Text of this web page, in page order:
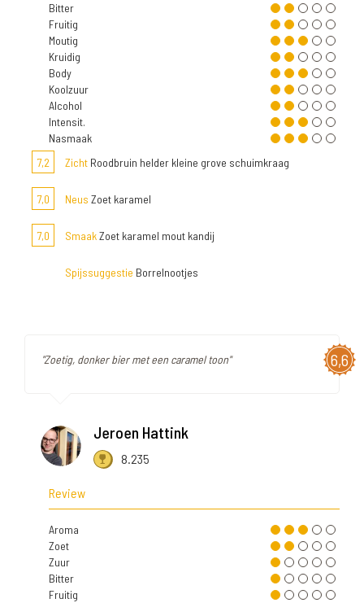
Bitter
Fruitig
Moutig
Kruidig
Body
Koolzuur
Alcohol
Intensit.
Nasmaak
7,2
Zicht Roodbruin helder kleine grove schuimkraag
7,0 Neus Zoet karamel
7,0 SmaakZoet karamel mout kandij
Spijssuggestie Borrelnootjes
6,6
"Zoetig, donker bier met een caramel toon"
Jeroen Hattink
8.235
Review
Aroma
Zoet
Zuur
Bitter
Fruitig